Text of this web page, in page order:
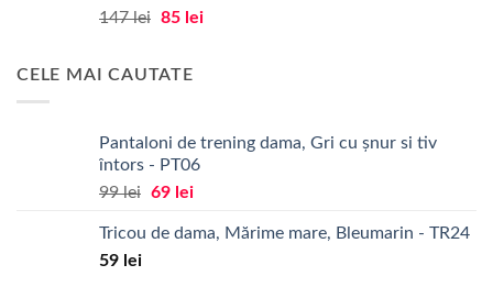
139 lei.
147lei Prețul
fost:
85 leiPrețul
CELE MAI CAUTATE
Pantaloni de trening dama, Gri cu șnur si tiv
întors - PT06
99lei Prețul
a
69 leiPrețul
este:
Tricou de dama, Mărime mare, Bleumarin - TR24
59 lei